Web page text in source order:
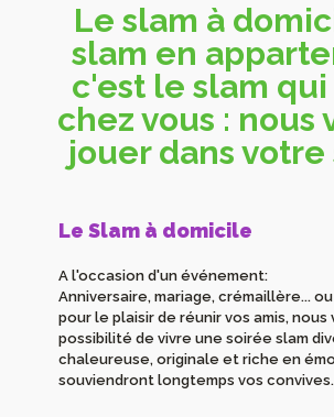
Le slam à
slam en
c'est le slam
chez vous : nous
jouer dans votre
Le Slam à domicile
A l'occasion d'un événement:
Anniversaire, mariage, crémaillère...
pour le plaisir de réunir vos amis, nous
possibilité de vivre une soirée slam
chaleureuse, originale et riche en
souviendront longtemps vos convives.